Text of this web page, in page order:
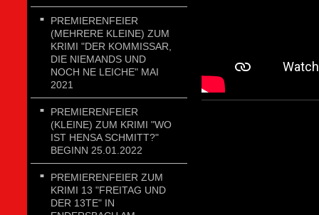
PREMIERENFEIER
(MEHRERE KLEINE) ZUM
KRIMI "DER KOMMISSAR,
DIE NIEMANDS UND
NOCH NE LEICHE" MAI
2021
PREMIERENFEIER
(KLEINE) ZUM KRIMI "WO
IST HENSA SCHMITT?"
BEGINN 25.01.2022
PREMIERENFEIER ZUM
KRIMI 13 "FREITAG UND
DER 13TE" IN